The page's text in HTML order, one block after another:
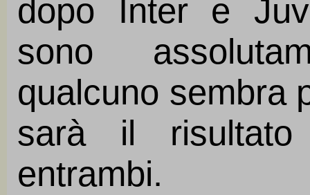
dopo Inter e
sono
qualcuno sembra
sarà il
entrambi.